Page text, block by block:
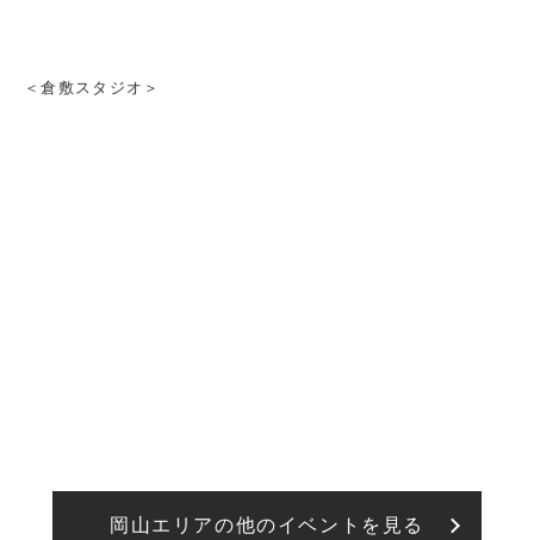
＜倉敷スタジオ＞
岡山エリアの他のイベントを見る